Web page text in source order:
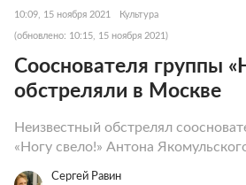
10:09, 15 ноября 2021 Культура
(обновлено: 10:15, 15 ноября 2021)
Сооснователя группы
обстреляли в Москве
Неизвестный обстрелял
«Ногу свело!» Антона
Сергей Равин